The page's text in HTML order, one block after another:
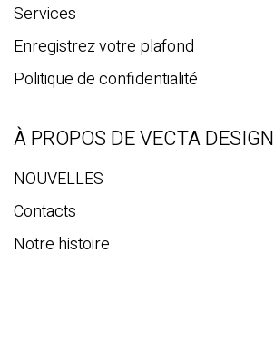
Services
Enregistrez votre plafond
Politique de confidentialité
À PROPOS DE VECTA DESIGN
NOUVELLES
Contacts
Notre histoire